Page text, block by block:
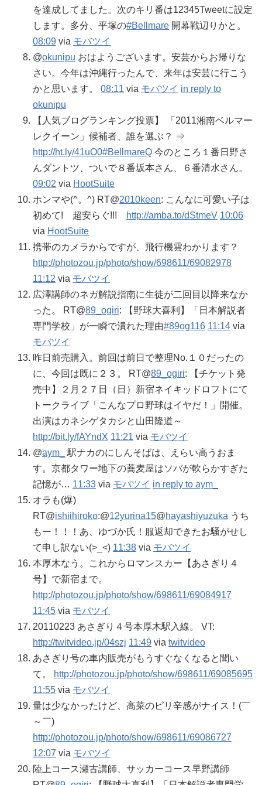
を達成してました。次のキリ番は12345Tweetに設定
します。多分、平塚の#Bellmare 開幕戦辺りかと。
08:09 via モバツイ
@okunipu おはようございます。安芸からお帰りな
さい。今年は沖縄行ったんで、来年は安芸に行こう
かと思います。
08:11 via モバツイ in reply to
okunipu
【人気ブログランキング投票】 「2011湘南ベルマー
レクイーン」候補者、誰を選ぶ？ ⇒
http://ht.ly/41uO0#BellmareQ 今のところ１番日野さ
んダントツ、ついで８番坂本さん、６番清水さん。
09:02 via HootSuite
ホンマや(^。^) RT@2010keen: こんなに可愛い子は
初めて! 超安らぐ!!!
http://amba.to/dStmeV 10:06
via HootSuite
携帯のカメラからですが、飛行機雲わかります？
http://photozou.jp/photo/show/698611/69082978
11:12 via モバツイ
広澤講師のネガ解説指南に生徒が二回目以降来なか
った。 RT@89_ogiri: 【野球大喜利】「日本解説者
専門学校」が一瞬で潰れた理由#89og116 11:14 via
モバツイ
昨日前売購入。前回は前日で整理No.１０だったの
に、今回は既に２３。 RT@89_ogiri: 【チケット発
売中】２月２７日（日）新宿ネイキッドロフトにて
トークライブ「こんなプロ野球はイヤだ！」開催。
出演はカネシゲタカシと山田隆道～
http://bit.ly/fAYndX 11:21 via モバツイ
@aym_
駅ナカのにしんそばは、えらい高うおま
す。京都タワー地下の蕎麦屋はソバが軟らかすぎた
記憶が… 11:33 via モバツイ in reply to aym_
オラも(爆)
RT@ishiihiroko:@12yurina15@hayashiyuzuka うち
もー！！！あ、ゆづか氏！服返却できたお騒がせし
て申し訳ない(>_<) 11:38 via モバツイ
本厚木なう。これからロマンスカー【あさぎり４
号】で新宿まで。
http://photozou.jp/photo/show/698611/69084917
11:45 via モバツイ
20110223 あさぎり４号本厚木駅入線。 VT:
http://twitvideo.jp/04szj 11:49 via twitvideo
あさぎり号の車内販売がもうすぐなくなると聞い
て。
http://photozou.jp/photo/show/698611/69085695
11:55 via モバツイ
量は少なかったけど、高菜のピリ辛感がナイス！(￣
～￣)
http://photozou.jp/photo/show/698611/69086727
12:07 via モバツイ
陸上コース瀬古講師、サッカーコース早野講師